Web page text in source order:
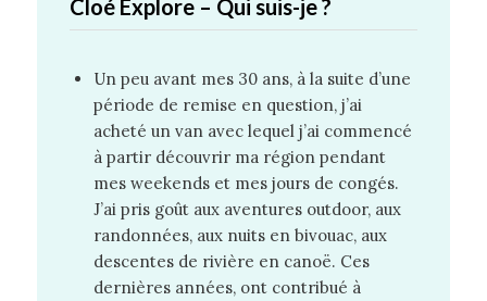
Cloé Explore – Qui suis-je ?
Un peu avant mes 30 ans, à la suite d’une
période de remise en question, j’ai
acheté un van avec lequel j’ai commencé
à partir découvrir ma région pendant
mes weekends et mes jours de congés.
J’ai pris goût aux aventures outdoor, aux
randonnées, aux nuits en bivouac, aux
descentes de rivière en canoë. Ces
dernières années, ont contribué à